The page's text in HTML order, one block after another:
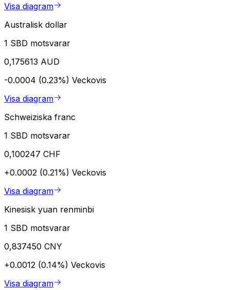
Visa diagram
Australisk dollar
1 SBD motsvarar
0,175613 AUD
-0.0004 (0.23%) Veckovis
Visa diagram
Schweiziska franc
1 SBD motsvarar
0,100247 CHF
+0.0002 (0.21%) Veckovis
Visa diagram
Kinesisk yuan renminbi
1 SBD motsvarar
0,837450 CNY
+0.0012 (0.14%) Veckovis
Visa diagram